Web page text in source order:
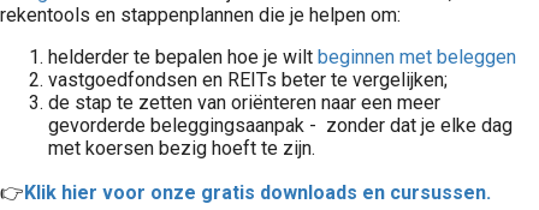
rekentools en stappenplannen die je helpen om:
helderder te bepalen hoe je wilt beginnen met beleggen
vastgoedfondsen en REITs beter te vergelijken;
de stap te zetten van oriënteren naar een meer
gevorderde beleggingsaanpak - zonder dat je elke dag
met koersen bezig hoeft te zijn.
👉Klik hier voor onze gratis downloads en cursussen.